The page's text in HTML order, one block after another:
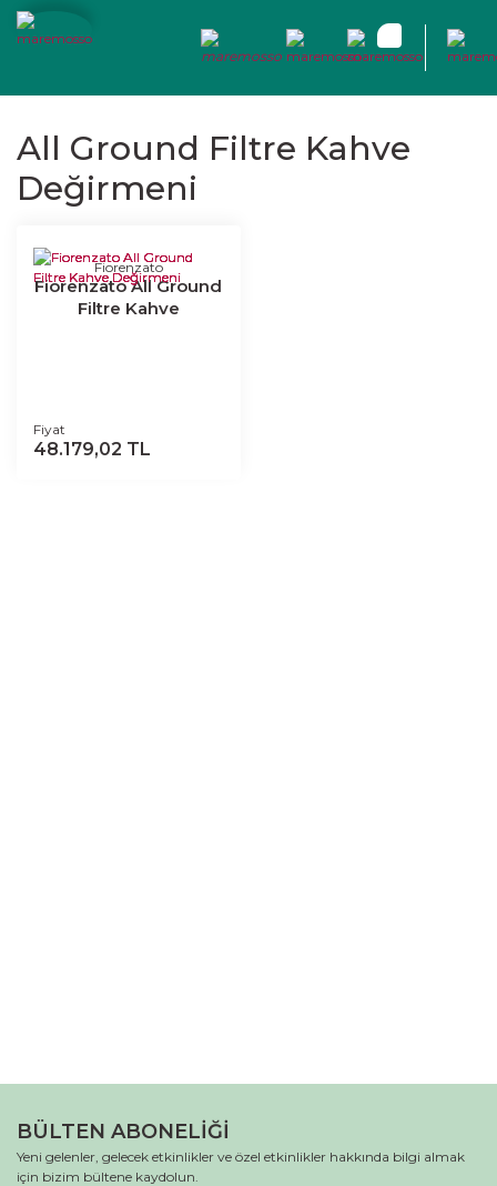
All Ground Filtre Kahve
Değirmeni
Fiorenzato
Fiorenzato All Ground
Filtre Kahve
Fiyat
48.179,02 TL
BÜLTEN ABONELİĞİ
Yeni gelenler, gelecek etkinlikler ve özel etkinlikler hakkında bilgi almak
için bizim bültene kaydolun.